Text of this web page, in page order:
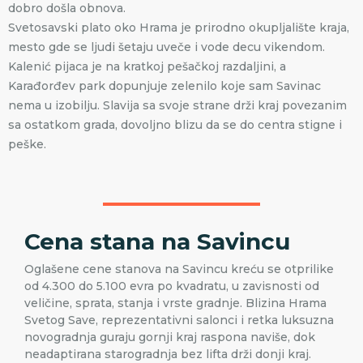
dobro došla obnova.
Svetosavski plato oko Hrama je prirodno okupljalište kraja,
mesto gde se ljudi šetaju uveče i vode decu vikendom.
Kalenić pijaca je na kratkoj pešačkoj razdaljini, a
Karađorđev park dopunjuje zelenilo koje sam Savinac
nema u izobilju. Slavija sa svoje strane drži kraj povezanim
sa ostatkom grada, dovoljno blizu da se do centra stigne i
peške.
Cena stana na Savincu
Oglašene cene stanova na Savincu kreću se otprilike
od 4.300 do 5.100 evra po kvadratu, u zavisnosti od
veličine, sprata, stanja i vrste gradnje. Blizina Hrama
Svetog Save, reprezentativni salonci i retka luksuzna
novogradnja guraju gornji kraj raspona naviše, dok
neadaptirana starogradnja bez lifta drži donji kraj.